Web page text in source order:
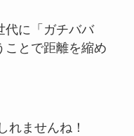
代に「ガチババ
ことで距離を縮め
れませんね！